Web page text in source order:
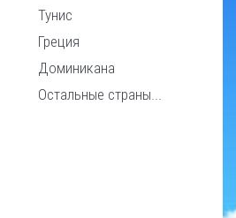
Тунис
Греция
Доминикана
Остальные страны...